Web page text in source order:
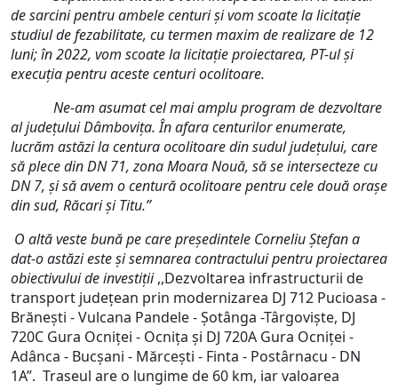
de sarcini pentru ambele centuri și vom scoate la licitație
studiul de fezabilitate, cu termen maxim de realizare de 12
luni; în 2022, vom scoate la licitație proiectarea, PT-ul și
execuția pentru aceste centuri ocolitoare.
Ne-am asumat cel mai amplu program de dezvoltare
al județului Dâmbovița. În afara centurilor enumerate,
lucrăm astăzi la centura ocolitoare din sudul județului, care
să plece din DN 71, zona Moara Nouă, să se intersecteze cu
DN 7, și să avem o centură ocolitoare pentru cele două orașe
din sud, Răcari și Titu.”
O altă veste bună pe care președintele Corneliu Ștefan a
dat-o astăzi este și semnarea contractului pentru proiectarea
obiectivului de investiții,,Dezvoltarea infrastructurii de
transport judeţean prin modernizarea DJ 712 Pucioasa -
Brăneşti - Vulcana Pandele - Şotânga -Târgovişte, DJ
720C Gura Ocniţei - Ocniţa şi DJ 720A Gura Ocniţei -
Adânca - Bucşani - Mărceşti - Finta - Postârnacu - DN
1A”. Traseul are o lungime de 60 km, iar valoarea